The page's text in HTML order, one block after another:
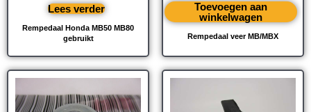
Rempedaal Honda MB50 MB80
gebruikt
Lees verder
Rempedaal veer MB/MBX
Toevoegen aan
winkelwagen